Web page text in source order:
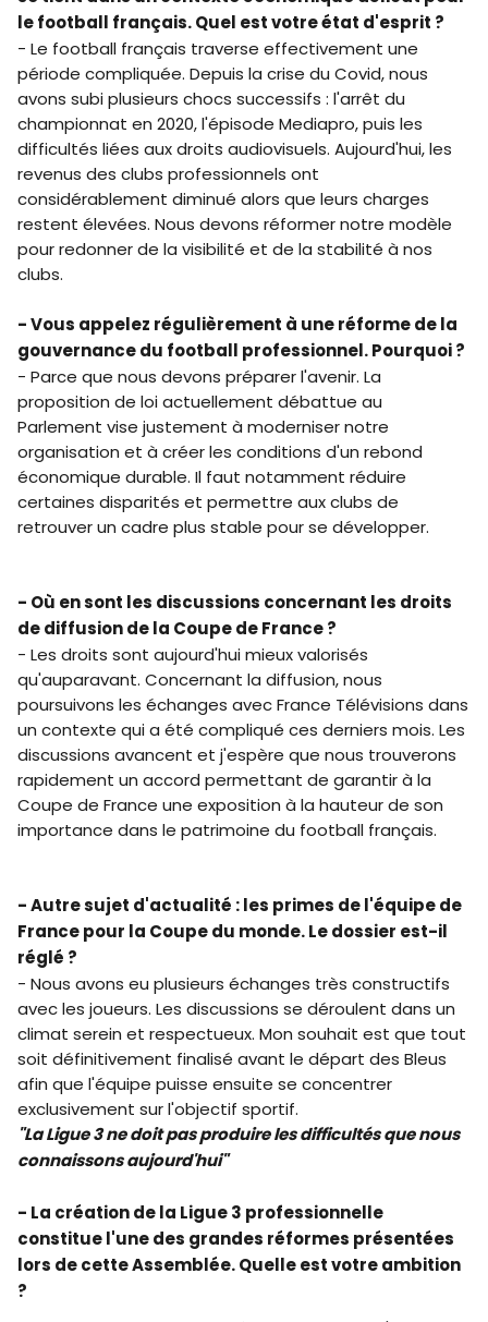
le football français. Quel est votre état d'esprit ?
- Le football français traverse effectivement une
période compliquée. Depuis la crise du Covid, nous
avons subi plusieurs chocs successifs : l'arrêt du
championnat en 2020, l'épisode Mediapro, puis les
difficultés liées aux droits audiovisuels. Aujourd'hui, les
revenus des clubs professionnels ont
considérablement diminué alors que leurs charges
restent élevées. Nous devons réformer notre modèle
pour redonner de la visibilité et de la stabilité à nos
clubs.
- Vous appelez régulièrement à une réforme de la
gouvernance du football professionnel. Pourquoi ?
- Parce que nous devons préparer l'avenir. La
proposition de loi actuellement débattue au
Parlement vise justement à moderniser notre
organisation et à créer les conditions d'un rebond
économique durable. Il faut notamment réduire
certaines disparités et permettre aux clubs de
retrouver un cadre plus stable pour se développer.
- Où en sont les discussions concernant les droits
de diffusion de la Coupe de France ?
- Les droits sont aujourd'hui mieux valorisés
qu'auparavant. Concernant la diffusion, nous
poursuivons les échanges avec France Télévisions dans
un contexte qui a été compliqué ces derniers mois. Les
discussions avancent et j'espère que nous trouverons
rapidement un accord permettant de garantir à la
Coupe de France une exposition à la hauteur de son
importance dans le patrimoine du football français.
- Autre sujet d'actualité : les primes de l'équipe de
France pour la Coupe du monde. Le dossier est-il
réglé ?
- Nous avons eu plusieurs échanges très constructifs
avec les joueurs. Les discussions se déroulent dans un
climat serein et respectueux. Mon souhait est que tout
soit définitivement finalisé avant le départ des Bleus
afin que l'équipe puisse ensuite se concentrer
exclusivement sur l'objectif sportif.
"La Ligue 3 ne doit pas produire les difficultés que nous
connaissons aujourd'hui"
- La création de la Ligue 3 professionnelle
constitue l'une des grandes réformes présentées
lors de cette Assemblée. Quelle est votre ambition
?